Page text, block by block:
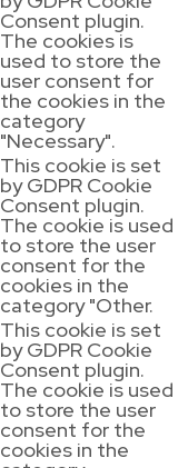
Consent plugin.
The cookies is
used to store the
user consent for
the cookies in the
category
"Necessary".
This cookie is set
by GDPR Cookie
Consent plugin.
The cookie is used
to store the user
consent for the
cookies in the
category "Other.
This cookie is set
by GDPR Cookie
Consent plugin.
The cookie is used
to store the user
consent for the
cookies in the